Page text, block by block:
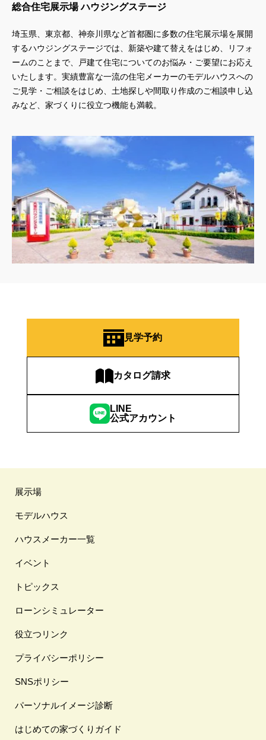
総合住宅展示場 ハウジングステージ
埼玉県、東京都、神奈川県など首都圏に多数の住宅展示場を展開
するハウジングステージでは、新築や建て替えをはじめ、リフォ
ームのことまで、戸建て住宅についてのお悩み・ご要望にお応え
いたします。実績豊富な一流の住宅メーカーのモデルハウスへの
ご見学・ご相談をはじめ、土地探しや間取り作成のご相談申し込
みなど、家づくりに役立つ機能も満載。
見学予約
カタログ請求
LINE
公式アカウント
展示場
モデルハウス
ハウスメーカー一覧
イベント
トピックス
ローンシミュレーター
役立つリンク
プライバシーポリシー
SNSポリシー
パーソナルイメージ診断
はじめての家づくりガイド